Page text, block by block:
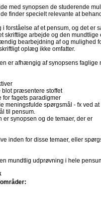
med synopsen de studerende
finder specielt relevante at
forståelse af et pensum, og det er
skriftlige arbejde og den
bearbejdning af og mulighed
oplæg ikke omfatter.
er afhængig af synopsens faglige
blot præsentere stoffet
for fagets paradigmer
meningsfulde spørgsmål - fx ved
til pensum.
synopsen og de temaer, der er
inden for disse temaer, eller
mundtlig udprøvning i hele